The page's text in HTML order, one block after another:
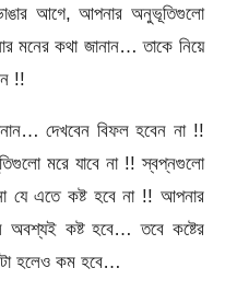
আগে, আপনার অনুভূতিগুলো
মনের কথা জানান… তাকে নিয়ে
!!
দেখবেন বিফল হবেন না !!
মরে যাবে না !! স্বপ্নগুলো
যে এতে কষ্ট হবে না !! আপনার
অবশ্যই কষ্ট হবে… তবে কষ্টের
হলেও কম হবে…